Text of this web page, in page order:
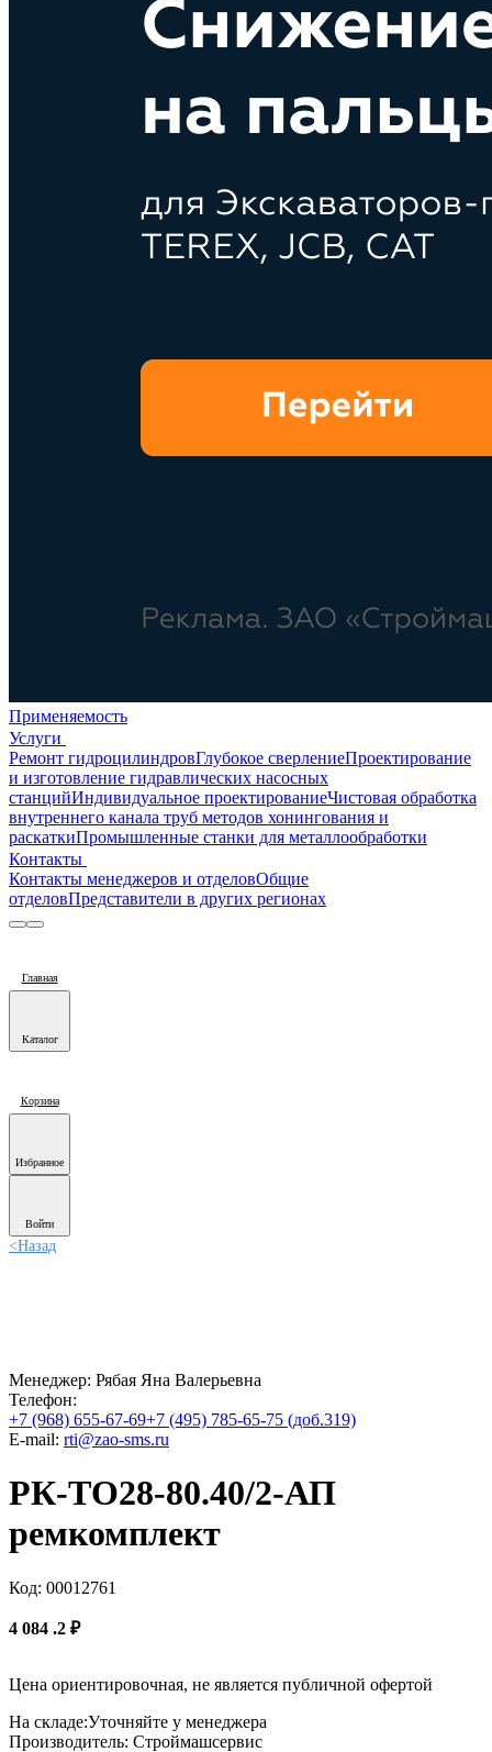
Применяемость
Услуги
Ремонт гидроцилиндровГлубокое сверлениеПроектирование
и изготовление гидравлических насосных
станцийИндивидуальное проектированиеЧистовая обработка
внутреннего канала труб методов хонингования и
раскаткиПромышленные станки для металлообработки
Контакты
Контакты менеджеров и отделовОбщие
отделовПредставители в других регионах
Главная
Каталог
Корзина
Избранное
Войти
<Назад
Менеджер: Рябая Яна Валерьевна
Телефон:
+7 (968) 655-67-69+7 (495) 785-65-75 (доб.319)
E-mail: rti@zao-sms.ru
РК-ТО28-80.40/2-АП
ремкомплект
Код: 00012761
4 084 .2 ₽
Цена ориентировочная, не является публичной офертой
На складе:Уточняйте у менеджера
Производитель: Строймашсервис